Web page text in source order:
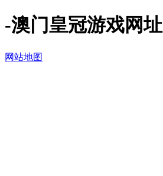
-澳门皇冠游戏网址
网站地图